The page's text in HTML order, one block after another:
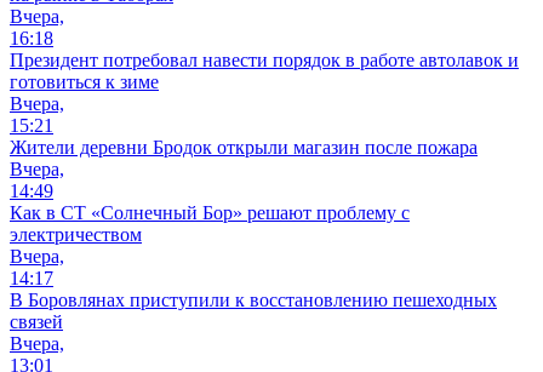
Вчера,
16:18
Президент потребовал навести порядок в работе автолавок и
готовиться к зиме
Вчера,
15:21
Жители деревни Бродок открыли магазин после пожара
Вчера,
14:49
Как в СТ «Солнечный Бор» решают проблему с
электричеством
Вчера,
14:17
В Боровлянах приступили к восстановлению пешеходных
связей
Вчера,
13:01